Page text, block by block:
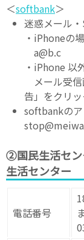
＜softbank＞
迷惑メール
・iPhoneの
a@b.c
・iPhone 以
メール受信
告」をクリッ
softbankの
②国民生活セン
生活センター
電話番号